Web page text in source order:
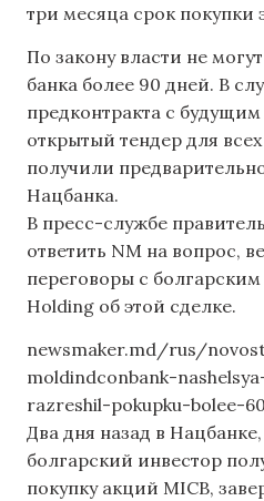
три месяца срок покупки
По закону власти не
банка более 90 дней. В
предконтракта с
открытый тендер для
получили
Нацбанка.
В пресс-службе
ответить NM на вопрос,
переговоры с
Holding об этой сделке.
newsmaker.md/rus/
moldindconbank-
razreshil-pokupku-bolee-
Два дня назад в
болгарский инвестор
покупку акций MICB,